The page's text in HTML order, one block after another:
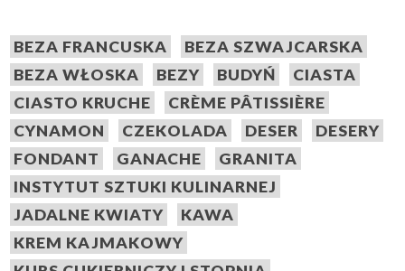
BEZA FRANCUSKA
BEZA SZWAJCARSKA
BEZA WŁOSKA
BEZY BUDYŃ
CIASTA
CIASTO KRUCHE
CRÈME PÂTISSIÈRE
CYNAMON
CZEKOLADA DESER
DESERY
FONDANT
GANACHE
GRANITA
INSTYTUT SZTUKI KULINARNEJ
JADALNE KWIATY
KAWA
KREM KAJMAKOWY